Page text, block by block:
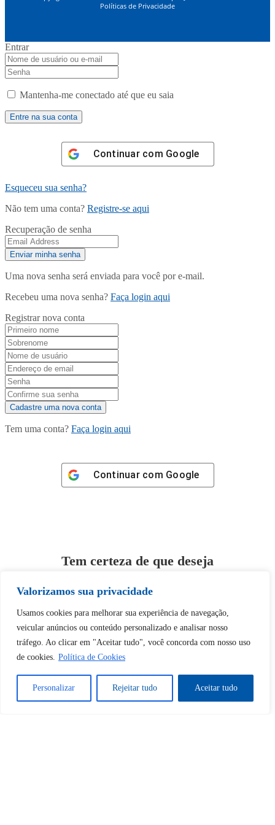
Valorizamos sua privacidade
Usamos cookies para melhorar sua experiência de navegação,
veicular anúncios ou conteúdo personalizado e analisar nosso
tráfego. Ao clicar em "Aceitar tudo", você concorda com nosso uso
de cookies. Política de Cookies
Personalizar Rejeitar tudo Aceitar tudo
Políticas de Privacidade
Entrar
Mantenha-me conectado até que eu saia
Continuar com Google
Esqueceu sua senha?
Não tem uma conta? Registre-se aqui
Recuperação de senha
Uma nova senha será enviada para você por e-mail.
Recebeu uma nova senha? Faça login aqui
Registrar nova conta
Tem uma conta? Faça login aqui
Continuar com Google
Tem certeza de que deseja
Desbloquear esquerda : 0
Sim Não